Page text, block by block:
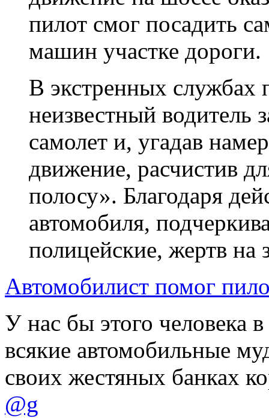
пилот смог посадить
машин участке дороги.
В экстренных службах
неизвестный
самолет и, угадав
движение, расчистив
полосу». Благодаря
автомобиля,
полицейские, жертв на
Автомобилист помог
У нас бы этого человека
всякие автомобильные
своих жестяных банках
@g